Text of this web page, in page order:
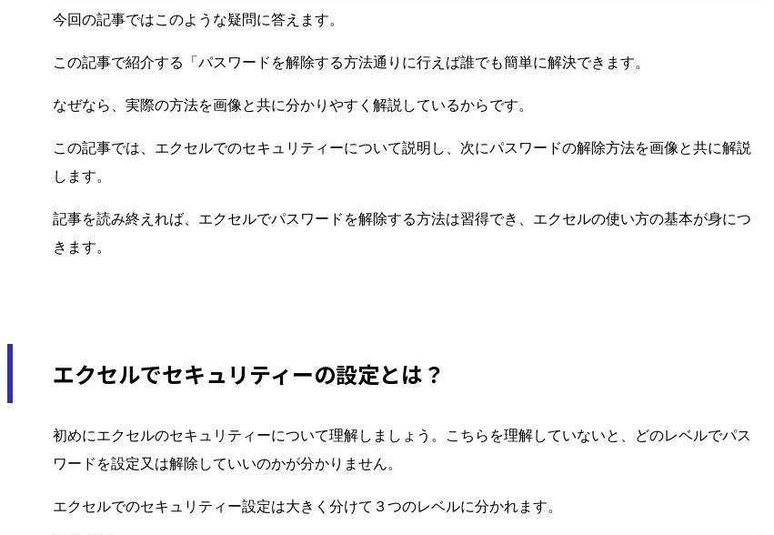
今回の記事ではこのような疑問に答えます。
この記事で紹介する「パスワードを解除する方法通りに行えば誰でも簡単に解決できます。
なぜなら、実際の方法を画像と共に分かりやすく解説しているからです。
この記事では、エクセルでのセキュリティーについて説明し、次にパスワードの解除方法を画像と共に解説
します。
記事を読み終えれば、エクセルでパスワードを解除する方法は習得でき、エクセルの使い方の基本が身につ
きます。
エクセルでセキュリティーの設定とは？
初めにエクセルのセキュリティーについて理解しましょう。こちらを理解していないと、どのレベルでパス
ワードを設定又は解除していいのかが分かりません。
エクセルでのセキュリティー設定は大きく分けて３つのレベルに分かれます。